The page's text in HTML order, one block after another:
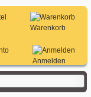
Warenkorb
Anmelden